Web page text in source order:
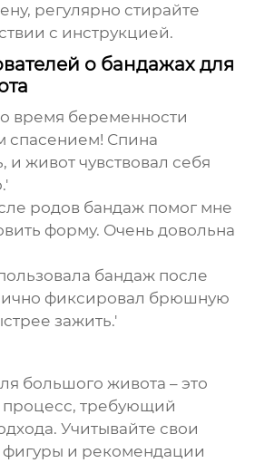
регулярно стирайте
с инструкцией.
о бандажах для
время беременности
спасением! Спина
и живот чувствовал себя
родов бандаж помог мне
форму. Очень довольна
бандаж после
фиксировал брюшную
зажить.'
большого живота – это
требующий
Учитывайте свои
фигуры и рекомендации